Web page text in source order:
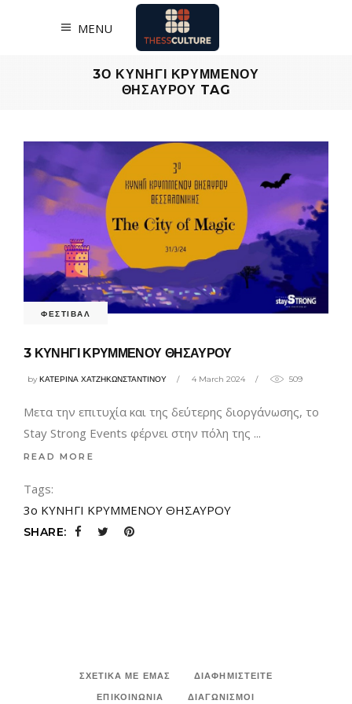
MENU
3Ο ΚΥΝΗΓΙ ΚΡΥΜΜΕΝΟΥ
ΘΗΣΑΥΡΟΥ TAG
ΦΕΣΤΙΒΑΛ
3 ΚΥΝΗΓΙ ΚΡΥΜΜΕΝΟΥ ΘΗΣΑΥΡΟΥ
byΚΑΤΕΡΙΝΑ ΧΑΤΖΗΚΩΝΣΤΑΝΤΙΝΟΥ 4 March 2024 509
Μετα την επιτυχία και της δεύτερης διοργάνωσης, το
Stay Strong Events φέρνει στην πόλη της
READ MORE
Tags:
3ο ΚΥΝΗΓΙ ΚΡΥΜΜΕΝΟΥ ΘΗΣΑΥΡΟΥ
SHARE:
ΣΧΕΤΙΚΑ ΜΕ ΕΜΑΣ
ΔΙΑΦΗΜΙΣΤΕΙΤΕ
ΕΠΙΚΟΙΝΩΝΙΑ
ΔΙΑΓΩΝΙΣΜΟΙ